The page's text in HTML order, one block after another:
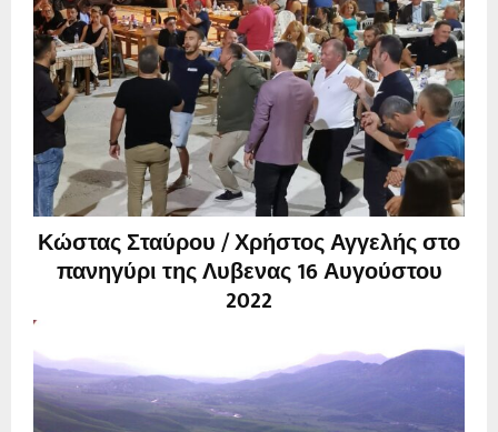
Κώστας Σταύρου / Χρήστος Αγγελής στο
πανηγύρι της Λυβενας 16 Αυγούστου
2022